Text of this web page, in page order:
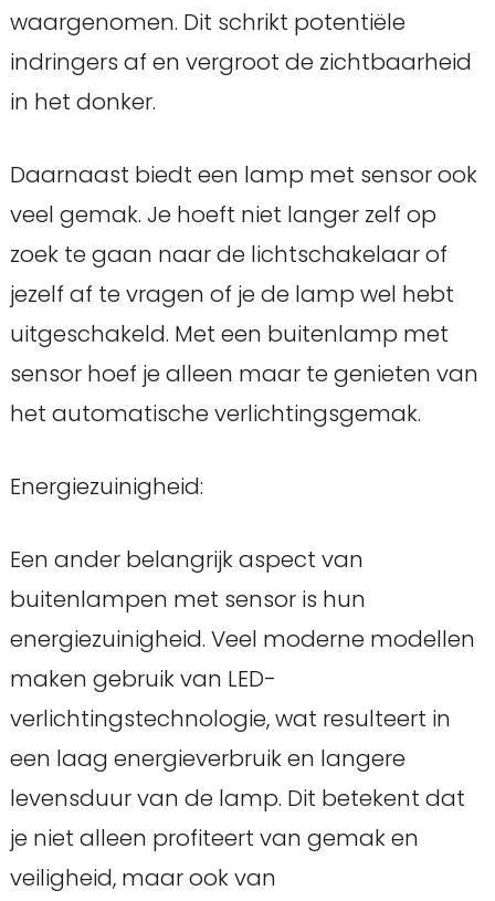
waargenomen. Dit schrikt potentiële
indringers af en vergroot de zichtbaarheid
in het donker.
Daarnaast biedt een lamp met sensor ook
veel gemak. Je hoeft niet langer zelf op
zoek te gaan naar de lichtschakelaar of
jezelf af te vragen of je de lamp wel hebt
uitgeschakeld. Met een buitenlamp met
sensor hoef je alleen maar te genieten van
het automatische verlichtingsgemak.
Energiezuinigheid:
Een ander belangrijk aspect van
buitenlampen met sensor is hun
energiezuinigheid. Veel moderne modellen
maken gebruik van LED-
verlichtingstechnologie, wat resulteert in
een laag energieverbruik en langere
levensduur van de lamp. Dit betekent dat
je niet alleen profiteert van gemak en
veiligheid, maar ook van